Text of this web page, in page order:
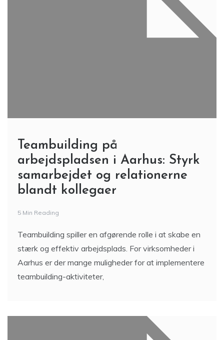
Teambuilding på
arbejdspladsen i Aarhus: Styrk
samarbejdet og relationerne
blandt kollegaer
5 Min Reading
Teambuilding spiller en afgørende rolle i at skabe en
stærk og effektiv arbejdsplads. For virksomheder i
Aarhus er der mange muligheder for at implementere
teambuilding-aktiviteter,